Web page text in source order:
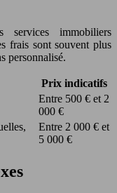
immobiliers
frais sont souvent plus
personnalisé.
Prix indicatifs
Entre 500 € et 2
000 €
Entre 2 000 € et
5 000 €